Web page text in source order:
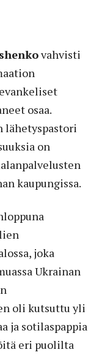
vahvisti
osaa.
lähetyspastori
on
kaupungissa.
joka
Ukrainan
oli kutsuttu yli
ja sotilaspappia
eri puolilta